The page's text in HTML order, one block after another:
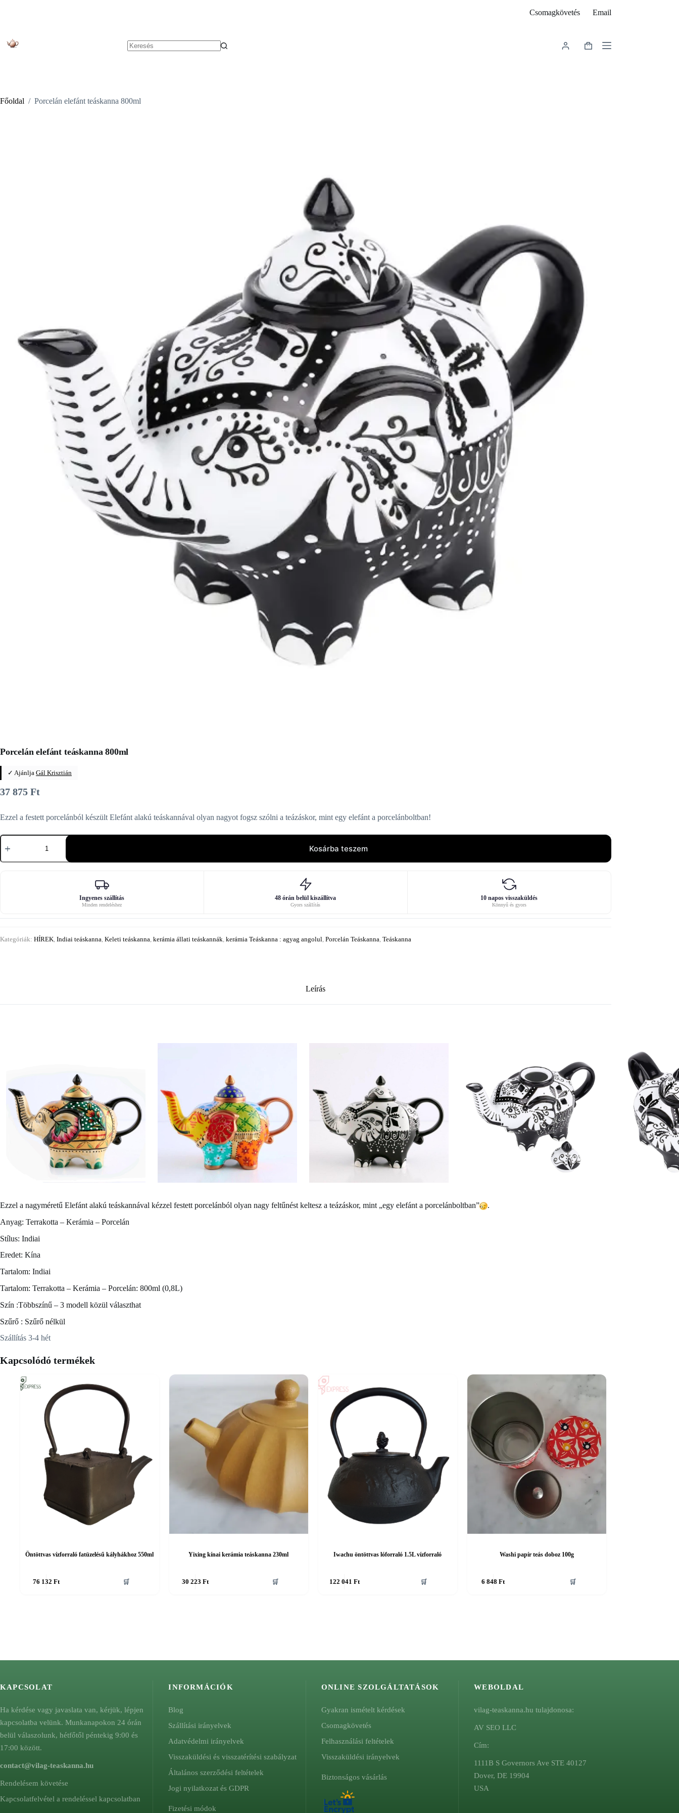
Csomagkövetés Email
Shopping
Főoldal / Porcelán elefánt teáskanna 800ml
Porcelán elefánt teáskanna 800ml
✓ Ajánlja Gál Krisztián
37 875 Ft
Ezzel a festett porcelánból készült Elefánt alakú teáskannával olyan nagyot fogsz szólni a teázáskor, mint egy elefánt a porcelánboltban!
Porcelán
elefánt
800ml
Kosárba teszem
Ingyenes szállítás
Minden rendeléshez
48 órán belül kiszállítva
Gyors szállítás
10 napos visszaküldés
Könnyű és gyors
Kategóriák: HÍREK Indiai teáskanna Keleti teáskanna kerámia állati teáskannák kerámia Teáskanna : agyag angolul Porcelán Teáskanna Teáskanna
Leírás
Ezzel a nagyméretű Elefánt alakú teáskannával kézzel festett porcelánból olyan nagy feltűnést keltesz a teázáskor, mint „egy elefánt a porcelánboltban”
.
Anyag: Terrakotta – Kerámia – Porcelán
Stílus: Indiai
Eredet: Kína
Tartalom: Indiai
Tartalom: Terrakotta – Kerámia – Porcelán: 800ml (0,8L)
Szín :Többszínű – 3 modell közül választhat
Szűrő : Szűrő nélkül
Szállítás 3-4 hét
Kapcsolódó termékek
Öntöttvas vízforraló fatüzelésű kályhákhoz 550ml
76 132Ft 🛒
Yixing kínai kerámia teáskanna 230ml
30 223Ft 🛒
Iwachu öntöttvas lóforraló 1.5L vízforraló
122 041 Ft 🛒
Washi papír teás doboz 100g
6 848Ft 🛒
KAPCSOLAT
Ha kérdése vagy javaslata van, kérjük, lépjen
kapcsolatba velünk. Munkanapokon 24 órán
belül válaszolunk, hétfőtől péntekig 9:00 és
17:00 között.
contact@vilag-teaskanna.hu
Rendelésem követése
Kapcsolatfelvétel a rendeléssel kapcsolatban
INFORMÁCIÓK
Blog
Szállítási irányelvek
Adatvédelmi irányelvek
Visszaküldési és visszatérítési szabályzat
Általános szerződési feltételek
Jogi nyilatkozat és GDPR
Fizetési módok
ONLINE SZOLGÁLTATÁSOK
Gyakran ismételt kérdések
Csomagkövetés
Felhasználási feltételek
Visszaküldési irányelvek
Biztonságos vásárlás
WEBOLDAL
vilag-teaskanna.hu tulajdonosa:
AV SEO LLC
Cím:
1111B S Governors Ave STE 40127
Dover, DE 19904
USA